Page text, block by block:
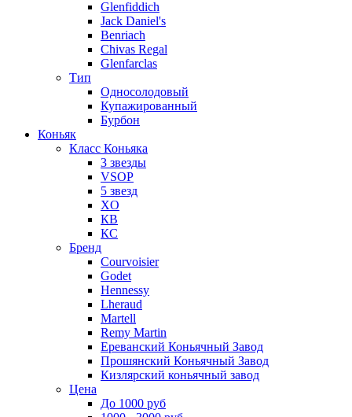
Glenfiddich
Jack Daniel's
Benriach
Chivas Regal
Glenfarclas
Тип
Односолодовый
Купажированный
Бурбон
Коньяк
Класс Коньяка
3 звезды
VSOP
5 звезд
XO
КВ
КС
Бренд
Courvoisier
Godet
Hennessy
Lheraud
Martell
Remy Martin
Ереванский Коньячный Завод
Прошянский Коньячный Завод
Кизлярский коньячный завод
Цена
До 1000 руб